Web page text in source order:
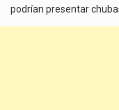
podrían presentar